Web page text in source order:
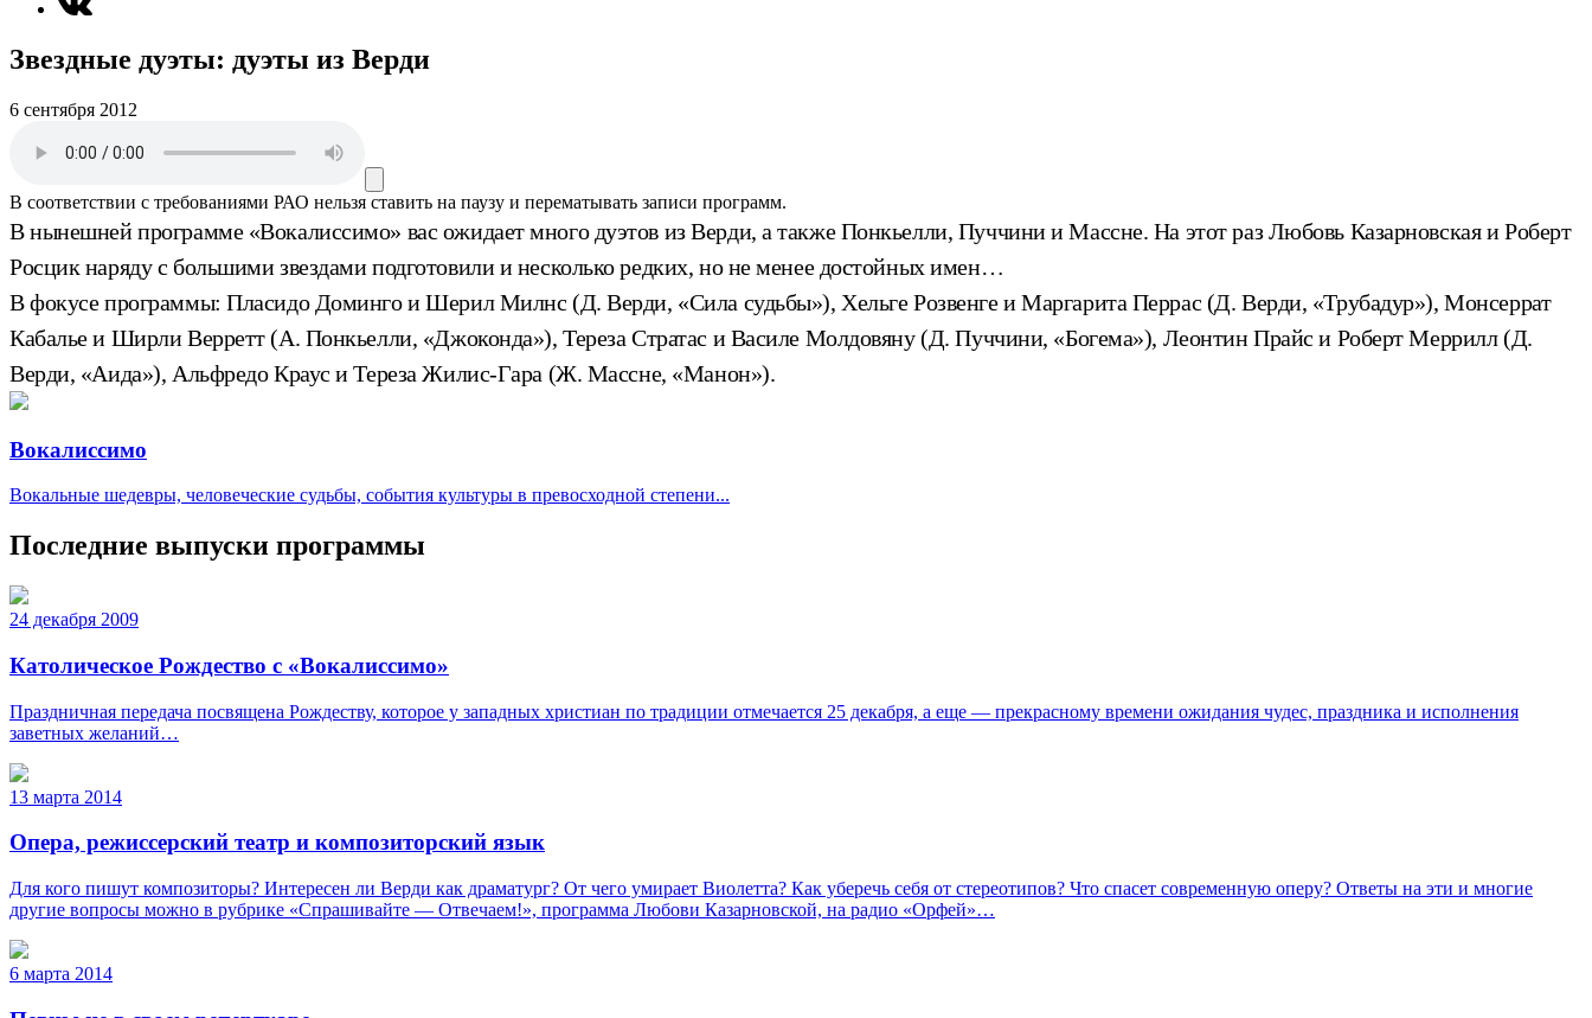
Звездные дуэты: дуэты из Верди
6 сентября 2012
В соответствии с требованиями РАО нельзя ставить на паузу и перематывать записи программ.
В нынешней программе «Вокалиссимо» вас ожидает много дуэтов из Верди, а также Понкьелли, Пуччини и Массне. На этот раз Любовь Казарновская и Роберт
Росцик наряду с большими звездами подготовили и несколько редких, но не менее достойных имен…
В фокусе программы: Пласидо Доминго и Шерил Милнс (Д. Верди, «Сила судьбы»), Хельге Розвенге и Маргарита Перрас (Д. Верди, «Трубадур»), Монсеррат
Кабалье и Ширли Верретт (А. Понкьелли, «Джоконда»), Тереза Стратас и Василе Молдовяну (Д. Пуччини, «Богема»), Леонтин Прайс и Роберт Меррилл (Д.
Верди, «Аида»), Альфредо Краус и Тереза Жилис-Гара (Ж. Массне, «Манон»).
Вокалиссимо
Вокальные шедевры, человеческие судьбы, события культуры в превосходной степени...
Последние выпуски программы
24 декабря 2009
Католическое Рождество с «Вокалиссимо»
Праздничная передача посвящена Рождеству, которое у западных христиан по традиции отмечается 25 декабря, а еще — прекрасному времени ожидания чудес, праздника и исполнения
заветных желаний…
13 марта 2014
Опера, режиссерский театр и композиторский язык
Для кого пишут композиторы? Интересен ли Верди как драматург? От чего умирает Виолетта? Как уберечь себя от стереотипов? Что спасет современную оперу? Ответы на эти и многие
другие вопросы можно в рубрике «Спрашивайте — Отвечаем!», программа Любови Казарновской, на радио «Орфей»…
6 марта 2014